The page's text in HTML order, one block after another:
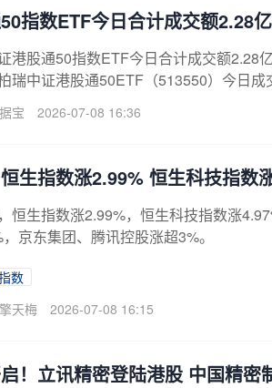
指数ETF今日合计成交额2.28
港股通50指数ETF今日合计成交额2.28
瑞中证港股通50ETF（513550）今日
股通50ETF（159126）今日成交额
股通50ETF（159712）今日成交额
宝 2026-07-08 16:36
生指数涨2.99% 恒生科技指数
恒生指数涨2.99%，恒生科技指数涨
京东集团、腾讯控股涨超3%。
数
天梅 2026-07-08 16:15
！立讯精密登陆港股 中国精密